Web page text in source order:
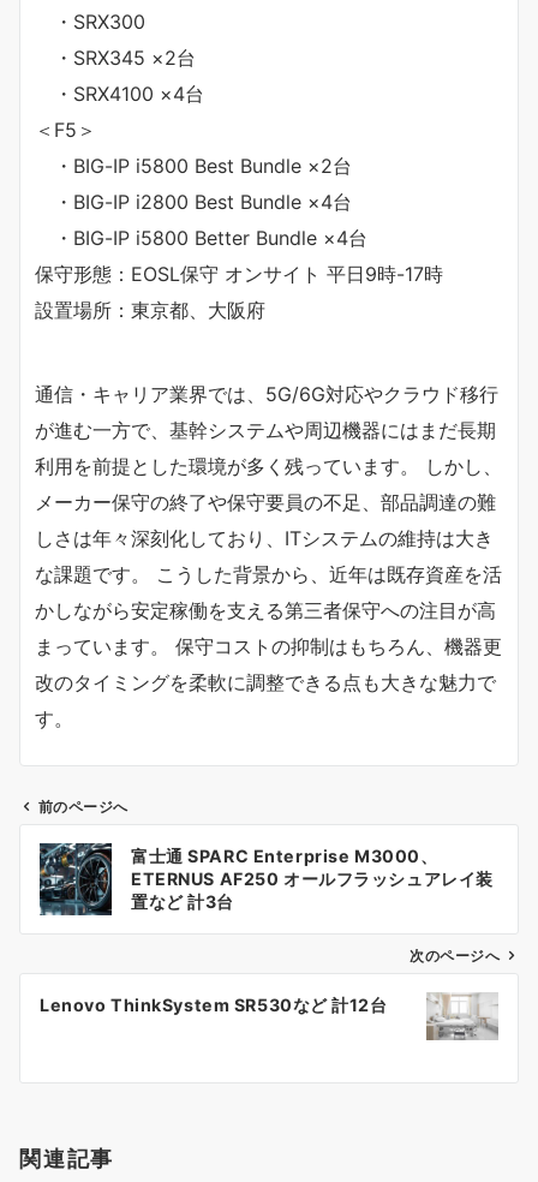
・SRX300
・SRX345 ×2台
・SRX4100 ×4台
＜F5＞
・BIG-IP i5800 Best Bundle ×2台
・BIG-IP i2800 Best Bundle ×4台
・BIG-IP i5800 Better Bundle ×4台
保守形態：EOSL保守 オンサイト 平日9時-17時
設置場所：東京都、大阪府
通信・キャリア業界では、5G/6G対応やクラウド移行
が進む一方で、基幹システムや周辺機器にはまだ長期
利用を前提とした環境が多く残っています。 しかし、
メーカー保守の終了や保守要員の不足、部品調達の難
しさは年々深刻化しており、ITシステムの維持は大き
な課題です。 こうした背景から、近年は既存資産を活
かしながら安定稼働を支える第三者保守への注目が高
まっています。 保守コストの抑制はもちろん、機器更
改のタイミングを柔軟に調整できる点も大きな魅力で
す。
投
稿
ナ
ゲ
シ
ン
前のページへ
富士通 SPARC Enterprise M3000、
ETERNUS AF250 オールフラッシュアレイ装
置など 計3台
次のページへ
Lenovo ThinkSystem SR530など 計12台
関連記事